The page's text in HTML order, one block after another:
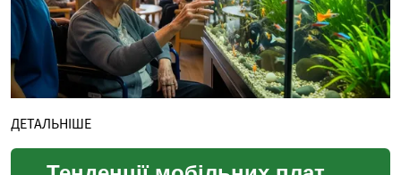
ДЕТАЛЬНІШЕ